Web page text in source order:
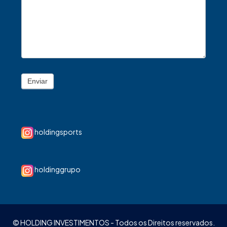
Enviar
holdingsports
holdinggrupo
© HOLDING INVESTIMENTOS - Todos os Direitos reservados.